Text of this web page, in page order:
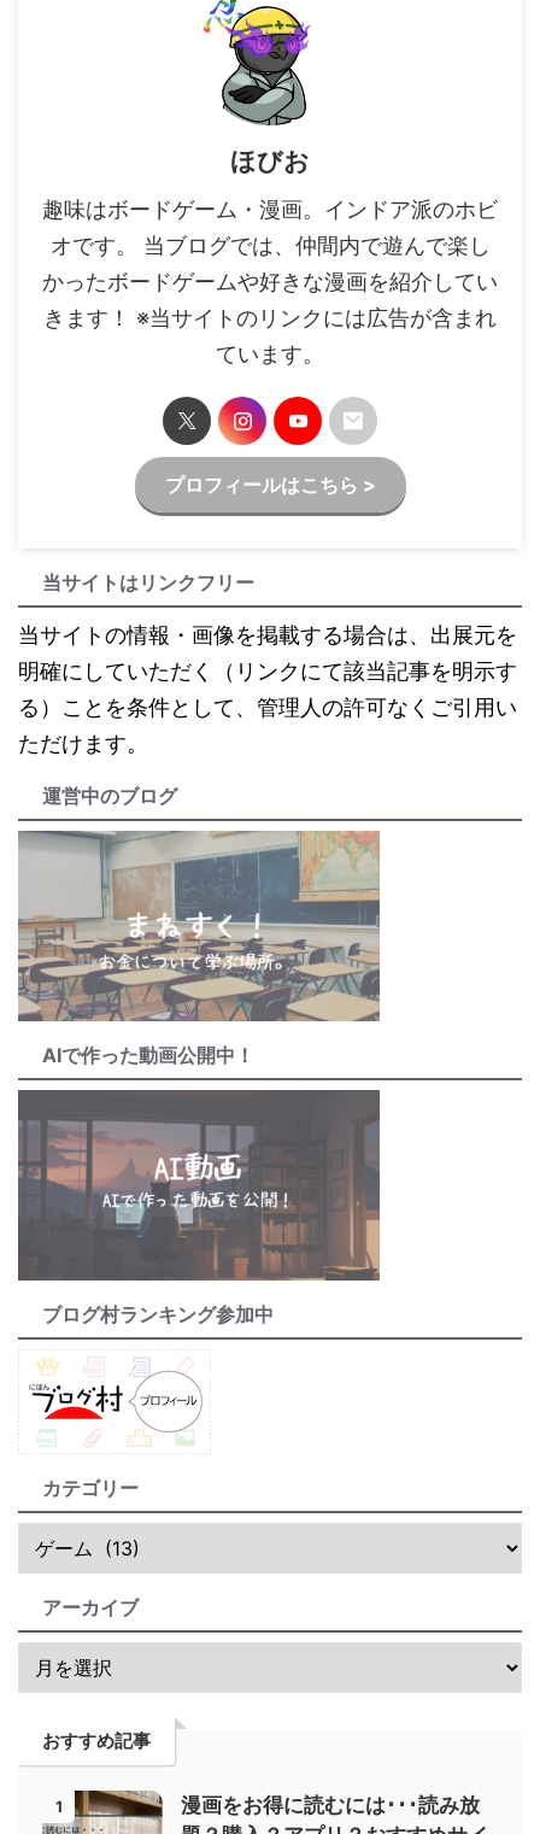
ほびお
趣味はボードゲーム・漫画。インドア派のホビ
オです。 当ブログでは、仲間内で遊んで楽し
かったボードゲームや好きな漫画を紹介してい
きます！ ※当サイトのリンクには広告が含まれ
ています。
プロフィールはこちら >
当サイトはリンクフリー
当サイトの情報・画像を掲載する場合は、出展元を
明確にしていただく（リンクにて該当記事を明示す
る）ことを条件として、管理人の許可なくご引用い
ただけます。
運営中のブログ
AIで作った動画公開中！
ブログ村ランキング参加中
カテゴリー
アーカイブ
おすすめ記事
1
漫画をお得に読むには･･･読み放